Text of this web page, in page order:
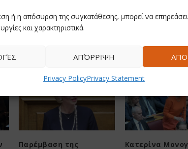
ή η απόσυρση της συγκατάθεσης, μπορεί να επηρεάσει
και χαρακτηριστικά.
ΑΠΌΡΡΙΨΗ
Privacy PolicyPrivacy Statement
Ο Σύλλογος Γονέων και Κηδεμόνων
ευχαριστεί ΄όσους στηρίζουν
Παρέμβαση της
Κατερίνα